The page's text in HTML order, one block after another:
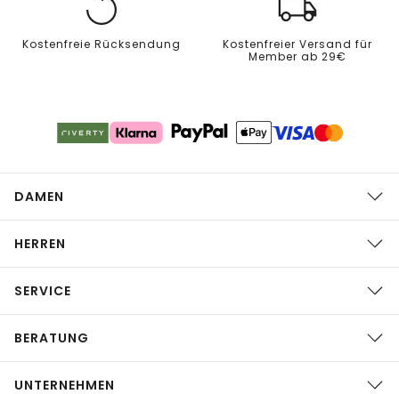
Kostenfreie Rücksendung
Kostenfreier Versand für
Member ab 29€
DAMEN
HERREN
SERVICE
BERATUNG
UNTERNEHMEN